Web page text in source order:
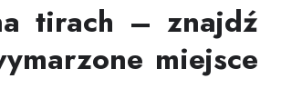
tirach – znajdź
miejsce